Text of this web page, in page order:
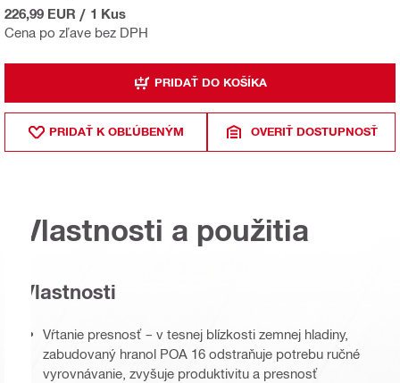
Cena po zľave bez DPH
226,99 EUR / 1 Kus
PRIDAŤ DO KOŠÍKA
PRIDAŤ K OBĽÚBENÝM OVERIŤ DOSTUPNOSŤ
Vlastnosti a použitia
Vlastnosti
Vŕtanie presnosť – v tesnej blízkosti zemnej hladiny,
zabudovaný hranol POA 16 odstraňuje potrebu ručné
vyrovnávanie, zvyšuje produktivitu a presnosť